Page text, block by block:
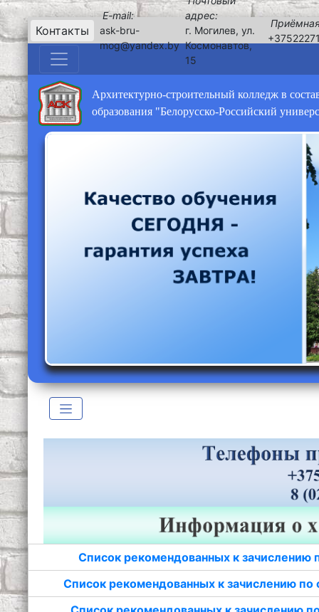
Контакты
E-mail:
ask-bru-
mog@yandex.by
адрес:
г. Могилев, ул.
Космонавтов,
15
Архитектурно-строительный колледж в
образования "Белорусско-Российский
Список рекомендованных к зачислению
Список рекомендованных к зачислению